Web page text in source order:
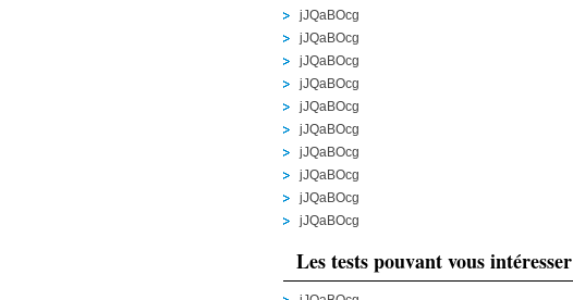
jJQaBOcg
jJQaBOcg
jJQaBOcg
jJQaBOcg
jJQaBOcg
jJQaBOcg
jJQaBOcg
jJQaBOcg
jJQaBOcg
jJQaBOcg
Les tests pouvant vous intéresser